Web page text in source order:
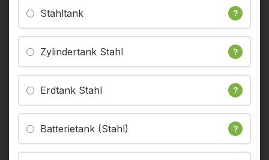
Stahltank ?
Zylindertank Stahl ?
Erdtank Stahl ?
Batterietank (Stahl) ?